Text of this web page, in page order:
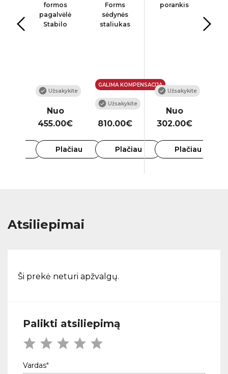
formos
pagalvėlė
Stabilo
Užsakykite
Nuo
455.00€
Plačiau
Forms
sėdynės
staliukas
GALIMA KOMPENSACIJA
Užsakykite
810.00€
Plačiau
porankis
Užsakykite
Nuo
302.00€
Plačiau
Atsiliepimai
Ši prekė neturi apžvalgų.
Palikti atsiliepimą
Vardas